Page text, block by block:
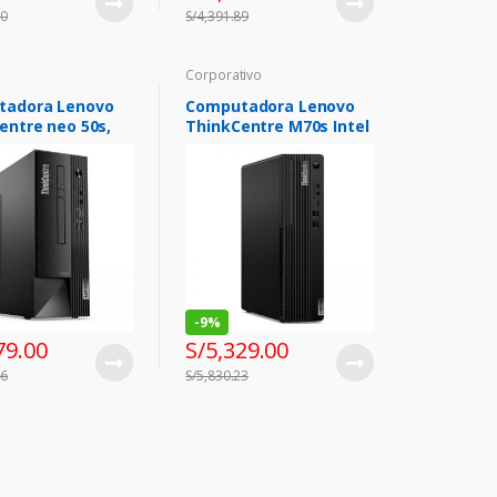
S/4,391.89
Lenovo
neo 50s,
4C,
8GB DDR4-
Corporativo
Computadora Lenovo
ThinkCentre M70s Intel
4.8GHz, 8GB DDR4, SFF
-9%
S/5,329.00
S/5,830.23